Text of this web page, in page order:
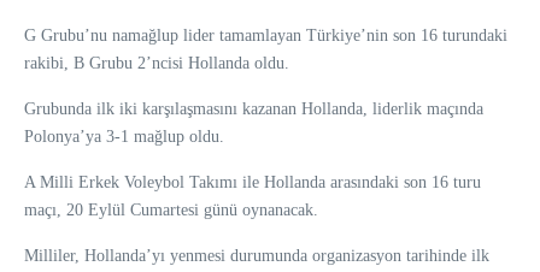
G Grubu’nu namağlup lider tamamlayan Türkiye’nin son 16 turundaki
rakibi, B Grubu 2’ncisi Hollanda oldu.
Grubunda ilk iki karşılaşmasını kazanan Hollanda, liderlik maçında
Polonya’ya 3-1 mağlup oldu.
A Milli Erkek Voleybol Takımı ile Hollanda arasındaki son 16 turu
maçı, 20 Eylül Cumartesi günü oynanacak.
Milliler, Hollanda’yı yenmesi durumunda organizasyon tarihinde ilk